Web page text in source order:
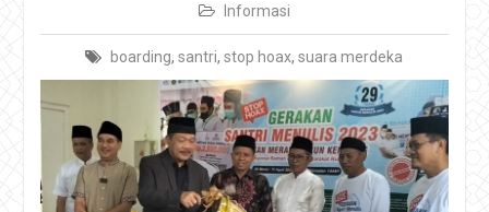
Informasi
boarding,santri,stop hoax,suara merdeka